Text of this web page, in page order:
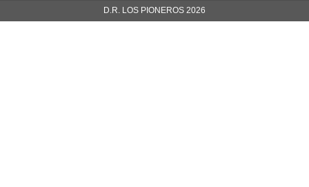
D.R. LOS PIONEROS 2026